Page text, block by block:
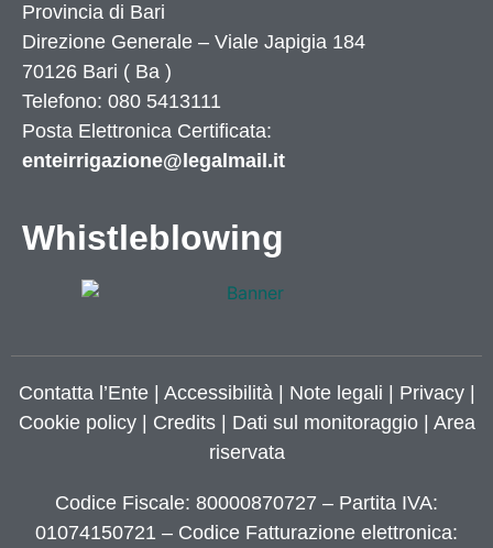
Provincia di Bari
Direzione Generale – Viale Japigia 184
70126 Bari ( Ba )
Telefono: 080 5413111
Posta Elettronica Certificata:
enteirrigazione@legalmail.it
Whistleblowing
Contatta l’Ente| Accessibilità | Note legali | Privacy|
Cookie policy| Credits| Dati sul monitoraggio | Area
riservata
Codice Fiscale: 80000870727 – Partita IVA:
01074150721 – Codice Fatturazione elettronica: